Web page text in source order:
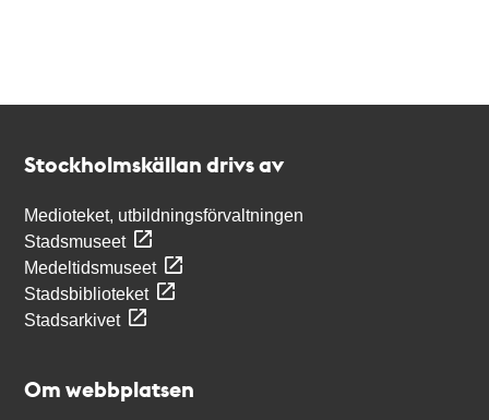
Stockholmskällan drivs av
Medioteket, utbildningsförvaltningen
Stadsmuseet
Medeltidsmuseet
Stadsbiblioteket
Stadsarkivet
Om webbplatsen